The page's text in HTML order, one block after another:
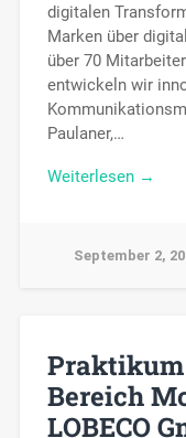
digitalen
Marken über
über 70
entwickeln wir
Paulaner,…
Weiterlesen →
September 2,
Bereich
LOBECO